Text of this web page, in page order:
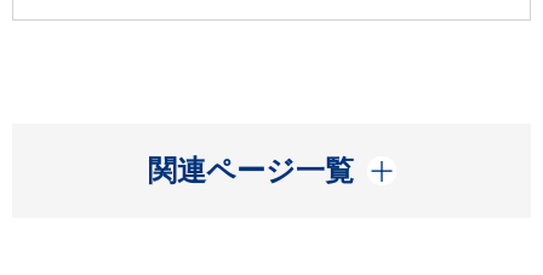
関連ページ一覧
開く